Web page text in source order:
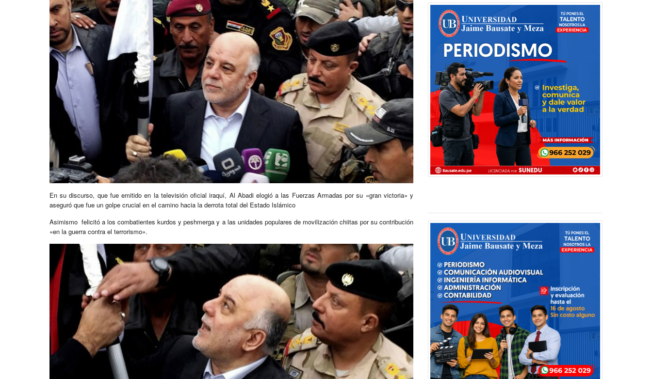
En su discurso, que fue emitido en la televisión oficial iraquí, Al Abadi elogió a las Fuerzas Armadas por su «gran victoria» y
aseguró que fue un golpe crucial en el camino hacia la derrota total del Estado Islámico
Asimismo felicitó a los combatientes kurdos y peshmerga y a las unidades populares de movilización chiitas por su contribución
«en la guerra contra el terrorismo».